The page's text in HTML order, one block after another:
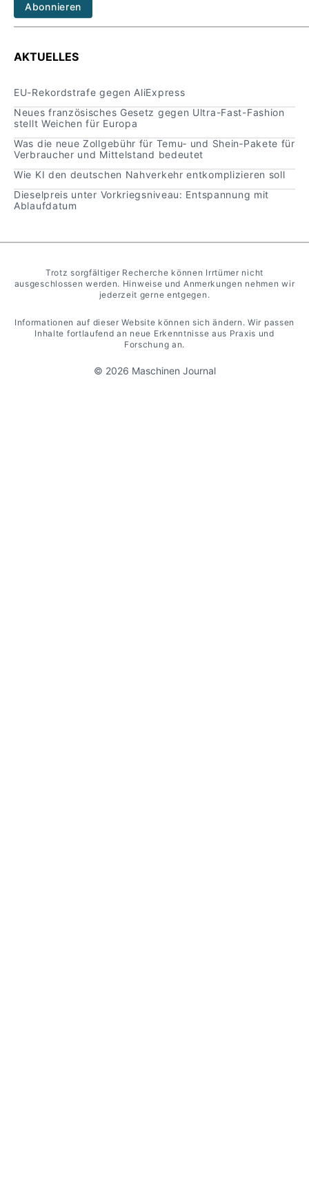
Abonnieren
AKTUELLES
EU-Rekordstrafe gegen AliExpress
Neues französisches Gesetz gegen Ultra-Fast-Fashion
stellt Weichen für Europa
Was die neue Zollgebühr für Temu‑ und Shein‑Pakete für
Verbraucher und Mittelstand bedeutet
Wie KI den deutschen Nahverkehr entkomplizieren soll
Dieselpreis unter Vorkriegsniveau: Entspannung mit
Ablaufdatum
Trotz sorgfältiger Recherche können Irrtümer nicht
ausgeschlossen werden. Hinweise und Anmerkungen nehmen wir
jederzeit gerne entgegen.
Informationen auf dieser Website können sich ändern. Wir passen
Inhalte fortlaufend an neue Erkenntnisse aus Praxis und
Forschung an.
© 2026 Maschinen Journal